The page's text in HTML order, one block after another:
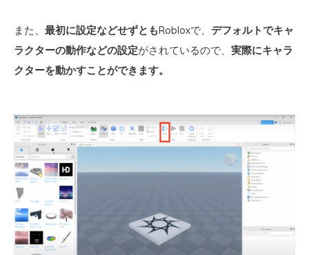
また、 最初に設定などせずともRobloxで、 デフォルトでキャ
ラクターの動作などの設定がされているので、 実際にキャラ
クターを動かすことができます。